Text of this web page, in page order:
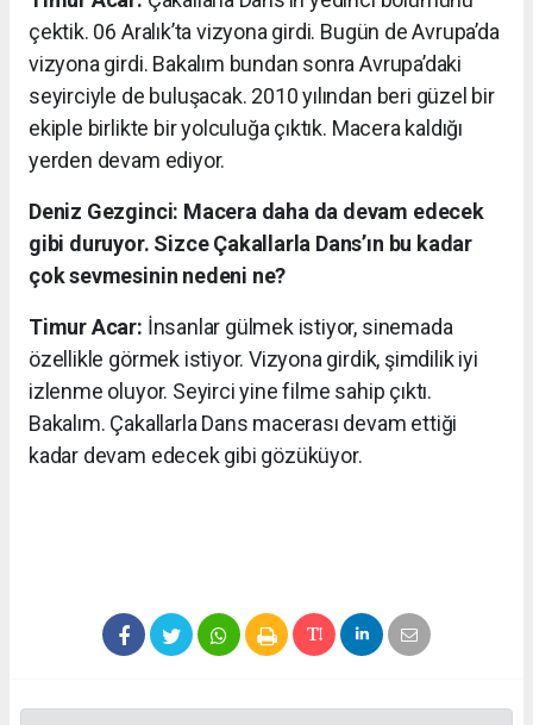
çektik. 06 Aralık’ta vizyona girdi. Bugün de Avrupa’da
vizyona girdi. Bakalım bundan sonra Avrupa’daki
seyirciyle de buluşacak. 2010 yılından beri güzel bir
ekiple birlikte bir yolculuğa çıktık. Macera kaldığı
yerden devam ediyor.
Deniz Gezginci: Macera daha da devam edecek
gibi duruyor. Sizce Çakallarla Dans’ın bu kadar
çok sevmesinin nedeni ne?
Timur Acar: İnsanlar gülmek istiyor, sinemada
özellikle görmek istiyor. Vizyona girdik, şimdilik iyi
izlenme oluyor. Seyirci yine filme sahip çıktı.
Bakalım. Çakallarla Dans macerası devam ettiği
kadar devam edecek gibi gözüküyor.